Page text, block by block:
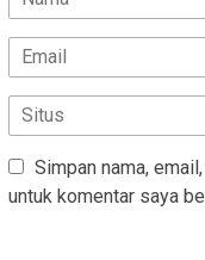
Simpan nama,
untuk komentar saya